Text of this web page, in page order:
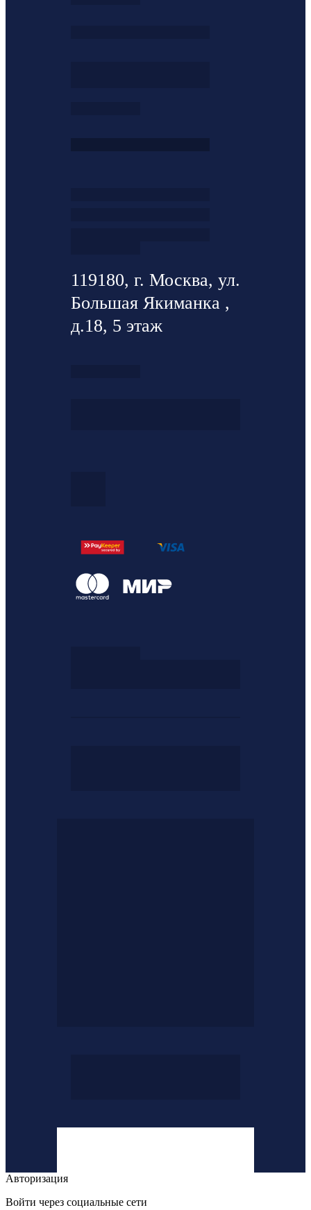
119180, г. Москва, ул.
Большая Якиманка ,
д.18, 5 этаж
Авторизация
Войти через социальные сети